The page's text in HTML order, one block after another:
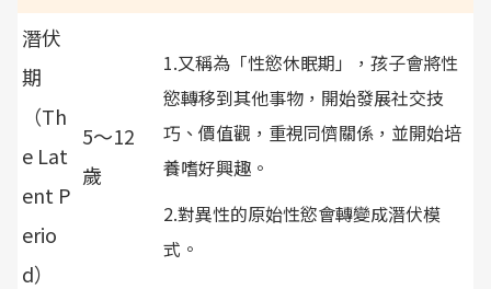
潛伏
期
（Th
e Lat
ent P
erio
d）
5～12
歲
1.又稱為「性慾休眠期」，孩子會將性
慾轉移到其他事物，開始發展社交技
巧、價值觀，重視同儕關係，並開始培
養嗜好興趣。
2.對異性的原始性慾會轉變成潛伏模
式。